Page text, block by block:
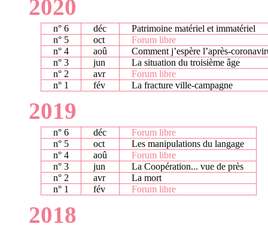
2020
n° 6 déc
Patrimoine matériel et immatériel
n° 5
oct
Forum libre
n° 4
aoû
Comment j’espère l’après-
n° 3
jun
La situation du troisième âge
n° 2
avr
Forum libre
n° 1
fév La fracture ville-campagne
2019
n° 6 déc
Forum libre
n° 5
oct
Les manipulations du langage
n° 4
aoû
Forum libre
n° 3
jun
La Coopération... vue de près
n° 2
avr
La mort
n° 1
fév Forum libre
2018